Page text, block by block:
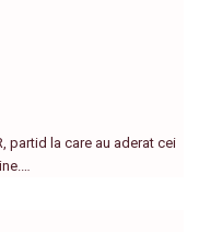
partid la care au aderat cei